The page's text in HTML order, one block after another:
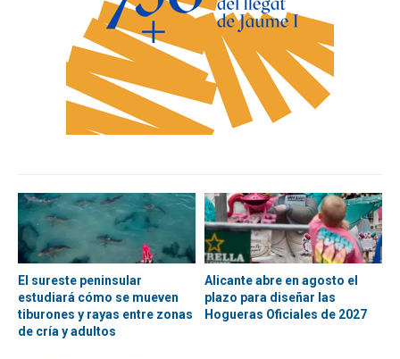
El sureste peninsular
estudiará cómo se mueven
tiburones y rayas entre zonas
de cría y adultos
Alicante abre en agosto el
plazo para diseñar las
Hogueras Oficiales de 2027